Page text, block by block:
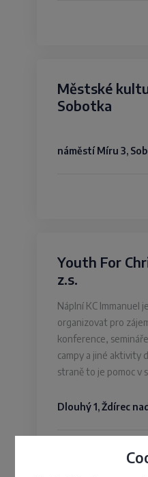
Městské
Sobotka
náměstí Míru 3,
Youth For
z.s.
Náplní KC Immanuel
organizovat pro
konference,
campy a jiné aktivity
straně to je pomoc v
Dlouhý 1, Ždírec